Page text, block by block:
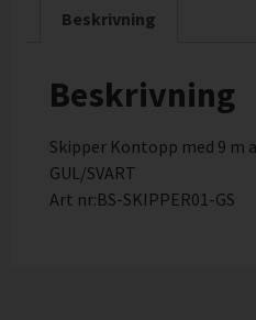
Beskrivning
Beskrivning
Skipper Kontopp med 9 m
GUL/SVART
Art nr:BS-SKIPPER01-GS